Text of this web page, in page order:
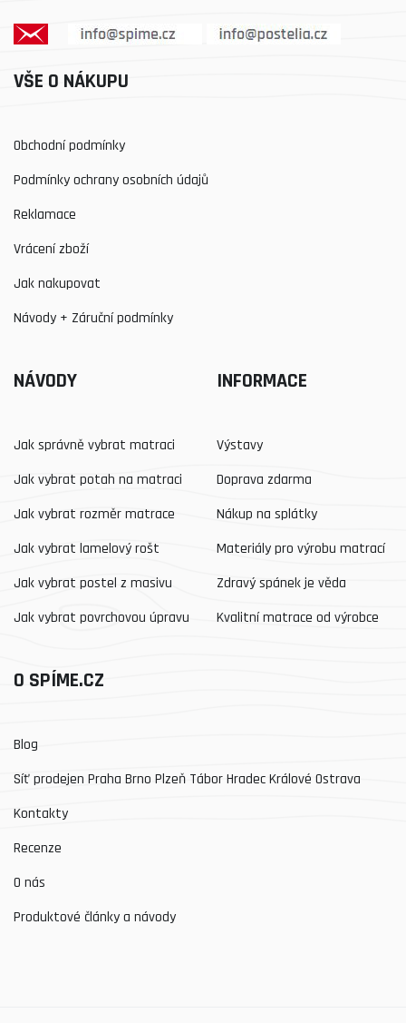
VŠE O NÁKUPU
Obchodní podmínky
Podmínky ochrany osobních údajů
Reklamace
Vrácení zboží
Jak nakupovat
Návody + Záruční podmínky
NÁVODY
Jak správně vybrat matraci
Jak vybrat potah na matraci
Jak vybrat rozměr matrace
Jak vybrat lamelový rošt
Jak vybrat postel z masivu
Jak vybrat povrchovou úpravu
INFORMACE
Výstavy
Doprava zdarma
Nákup na splátky
Materiály pro výrobu matrací
Zdravý spánek je věda
Kvalitní matrace od výrobce
O SPÍME.CZ
Blog
Síť prodejen Praha Brno Plzeň Tábor Hradec Králové Ostrava
Kontakty
Recenze
O nás
Produktové články a návody